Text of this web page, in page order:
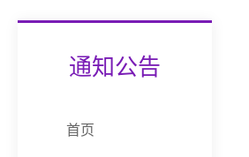
通知公告
首页